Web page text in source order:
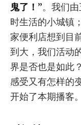
鬼了！ ”。我们
时生活的小城镇
家便利店想到目
到大，我们活动
界是否也是如此
感受又有怎样的
开始了本期播客。